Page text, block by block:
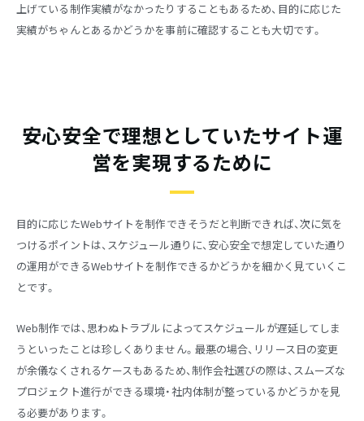
上げている制作実績がなかったりすることもあるため、目的に応じた
実績がちゃんとあるかどうかを事前に確認することも大切です。
安心安全で理想としていたサイト運
営を実現するために
目的に応じたWebサイトを制作できそうだと判断できれば、次に気を
つけるポイントは、スケジュール通りに、安心安全で想定していた通り
の運用ができるWebサイトを制作できるかどうかを細かく見ていくこ
とです。
Web制作では、思わぬトラブルによってスケジュールが遅延してしま
うといったことは珍しくありません。最悪の場合、リリース日の変更
が余儀なくされるケースもあるため、制作会社選びの際は、スムーズな
プロジェクト進行ができる環境・社内体制が整っているかどうかを見
る必要があります。